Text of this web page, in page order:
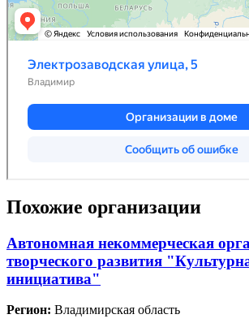
Похожие организации
Автономная некоммерческая
творческого развития
инициатива"
Регион: Владимирская область